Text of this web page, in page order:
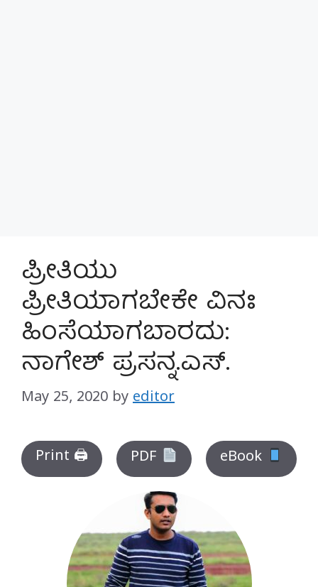
ಪ್ರೀತಿಯು
ಪ್ರೀತಿಯಾಗಬೇಕೇ ವಿನಃ
ಹಿಂಸೆಯಾಗಬಾರದು:
ನಾಗೇಶ್ ಪ್ರಸನ್ನ.ಎಸ್.
May 25, 2020 by editor
Print 🖨 PDF eBook